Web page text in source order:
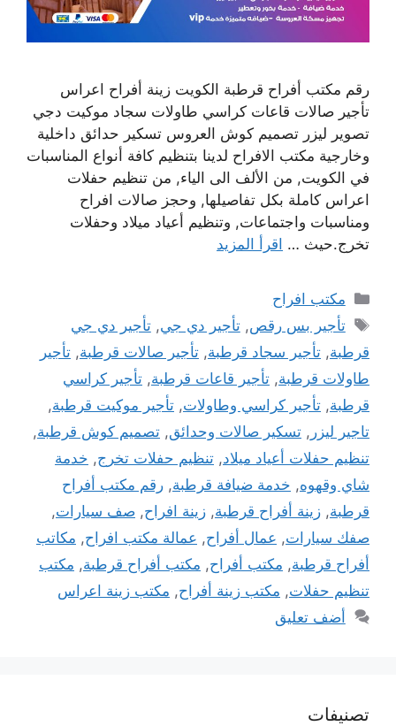
رقم مكتب أفراح قرطبة الكويت زينة أفراح اعراس
تأجير صالات قاعات كراسي طاولات سجاد موكيت دجي
تصوير ليزر تصميم كوش العروس تسكير حدائق داخلية
وخارجية مكتب الافراح لدينا بتنظيم كافة أنواع المناسبات
في الكويت, من الألف الى الياء, من تنظيم حفلات
اعراس كاملة بكل تفاصيلها, وحجز صالات افراح
ومناسبات واجتماعات, وتنظيم أعياد ميلاد وحفلات
تخرج.حيث … اقرأ المزيد
التصنيفات
مكتب افراح
الوسوم
تأجير بس رقص,تأجير دي جي,تأجير دي جي
قرطبة, تأجير سجاد قرطبة, تأجير صالات قرطبة, تأجير
طاولات قرطبة, تأجير قاعات قرطبة, تأجير كراسي
قرطبة, تأجير كراسي وطاولات, تأجير موكيت قرطبة,
تاجير ليزر , تسكير صالات وحدائق, تصميم كوش قرطبة,
تنظيم حفلات أعياد ميلاد, تنظيم حفلات تخرج, خدمة
شاي وقهوه, خدمة ضيافة قرطبة, رقم مكتب أفراح
قرطبة, زينة أفراح قرطبة, زينة افراح, صف سيارات,
صفك سيارات, عمال أفراح, عمالة مكتب افراح, مكاتب
أفراح قرطبة, مكتب أفراح, مكتب أفراح قرطبة, مكتب
تنظيم حفلات, مكتب زينة أفراح, مكتب زينة اعراس
أضف تعليق
تصنيفات